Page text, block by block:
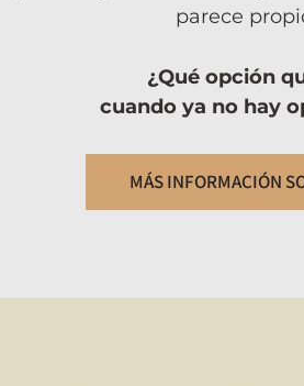
parece
¿Qué opción
cuando ya no hay
MÁS INFORMACIÓN